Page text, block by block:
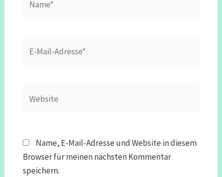
Mail-
Name, E-Mail-Adresse und Website in diesem
Browser für meinen nächsten Kommentar
speichern.